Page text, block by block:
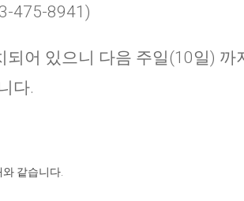
475-8941)
어 있으니 다음 주일(10일) 까
다.
와 같습니다